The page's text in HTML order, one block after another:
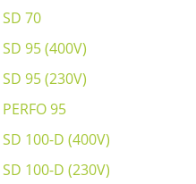
SD 70
SD 95 (400V)
SD 95 (230V)
PERFO 95
SD 100-D (400V)
SD 100-D (230V)